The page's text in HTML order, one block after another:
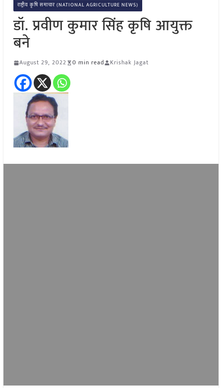
राष्ट्रीय कृषि समाचार (NATIONAL AGRICULTURE NEWS)
डॉ. प्रवीण कुमार सिंह कृषि आयुक्त
बने
August 29, 2022 0 min read Krishak Jagat